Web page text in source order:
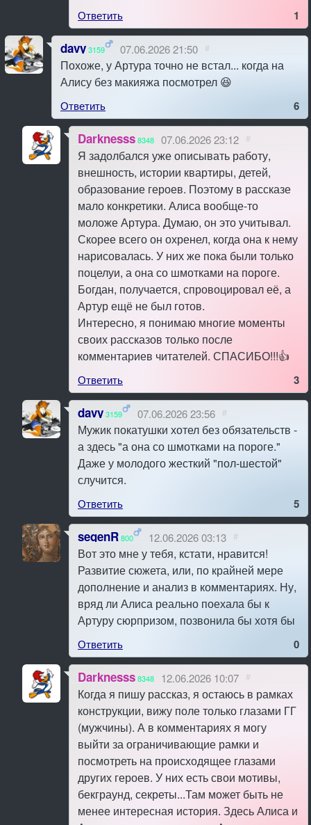
Ответить 1
davy3159 07.06.2026 21:50 #
Похоже, у Артура точно не встал... когда на
Алису без макияжа посмотрел 😆
Ответить 6
Darknesss8348 07.06.2026 23:12 #
Я задолбался уже описывать работу,
внешность, истории квартиры, детей,
образование героев. Поэтому в рассказе
мало конкретики. Алиса вообще-то
моложе Артура. Думаю, он это учитывал.
Скорее всего он охренел, когда она к нему
нарисовалась. У них же пока были только
поцелуи, а она со шмотками на пороге.
Богдан, получается, спровоцировал её, а
Артур ещё не был готов.
Интересно, я понимаю многие моменты
своих рассказов только после
комментариев читателей. СПАСИБО!!!👍
Ответить 3
davy3159 07.06.2026 23:56 #
Мужик покатушки хотел без обязательств -
а здесь "а она со шмотками на пороге."
Даже у молодого жесткий "пол-шестой"
случится.
Ответить 5
segenR800 12.06.2026 03:13 #
Вот это мне у тебя, кстати, нравится!
Развитие сюжета, или, по крайней мере
дополнение и анализ в комментариях. Ну,
вряд ли Алиса реально поехала бы к
Артуру сюрпризом, позвонила бы хотя бы
Ответить 0
Darknesss8348 12.06.2026 10:07 #
Когда я пишу рассказ, я остаюсь в рамках
конструкции, вижу поле только глазами ГГ
(мужчины). А в комментариях я могу
выйти за ограничивающие рамки и
посмотреть на происходящее глазами
других героев. У них есть свои мотивы,
бекграунд, секреты...Там может быть не
менее интересная история. Здесь Алиса и